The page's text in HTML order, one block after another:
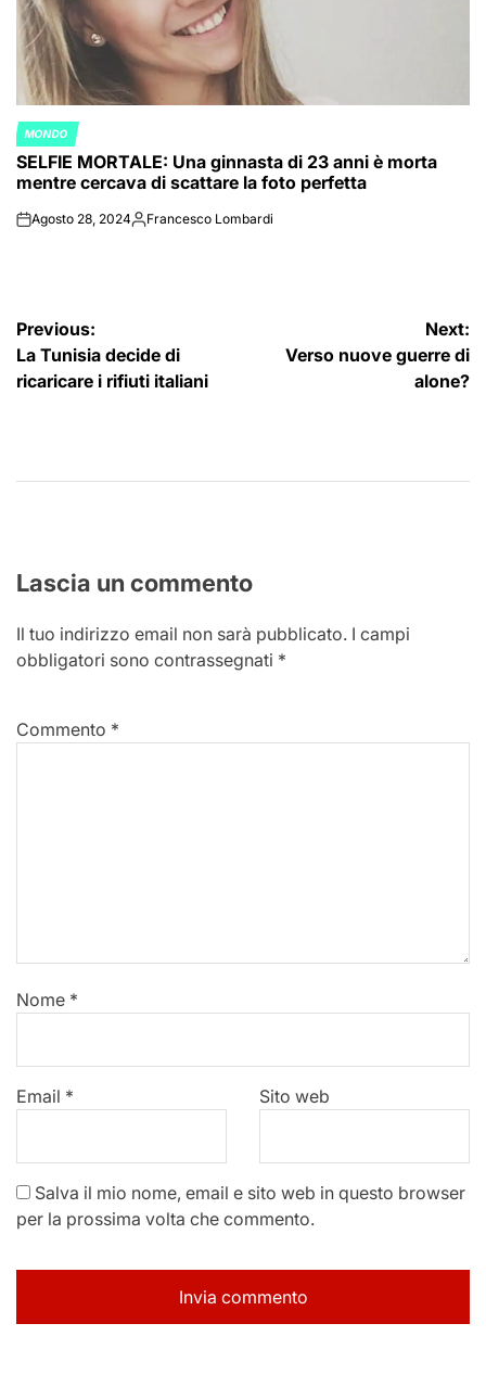
POSTED
IN
MONDO
SELFIE MORTALE: Una ginnasta di 23 anni è morta
mentre cercava di scattare la foto perfetta
onAgosto 28, 2024Posted
Francesco Lombardi
Navigazione
articoli
Previous:
La Tunisia decide di
ricaricare i rifiuti italiani
Next:
Verso nuove guerre di
alone?
Lascia un commento
Il tuo indirizzo email non sarà pubblicato. I campi
obbligatori sono contrassegnati *
Commento *
Nome *
Email * Sito web
Salva il mio nome, email e sito web in questo browser
per la prossima volta che commento.